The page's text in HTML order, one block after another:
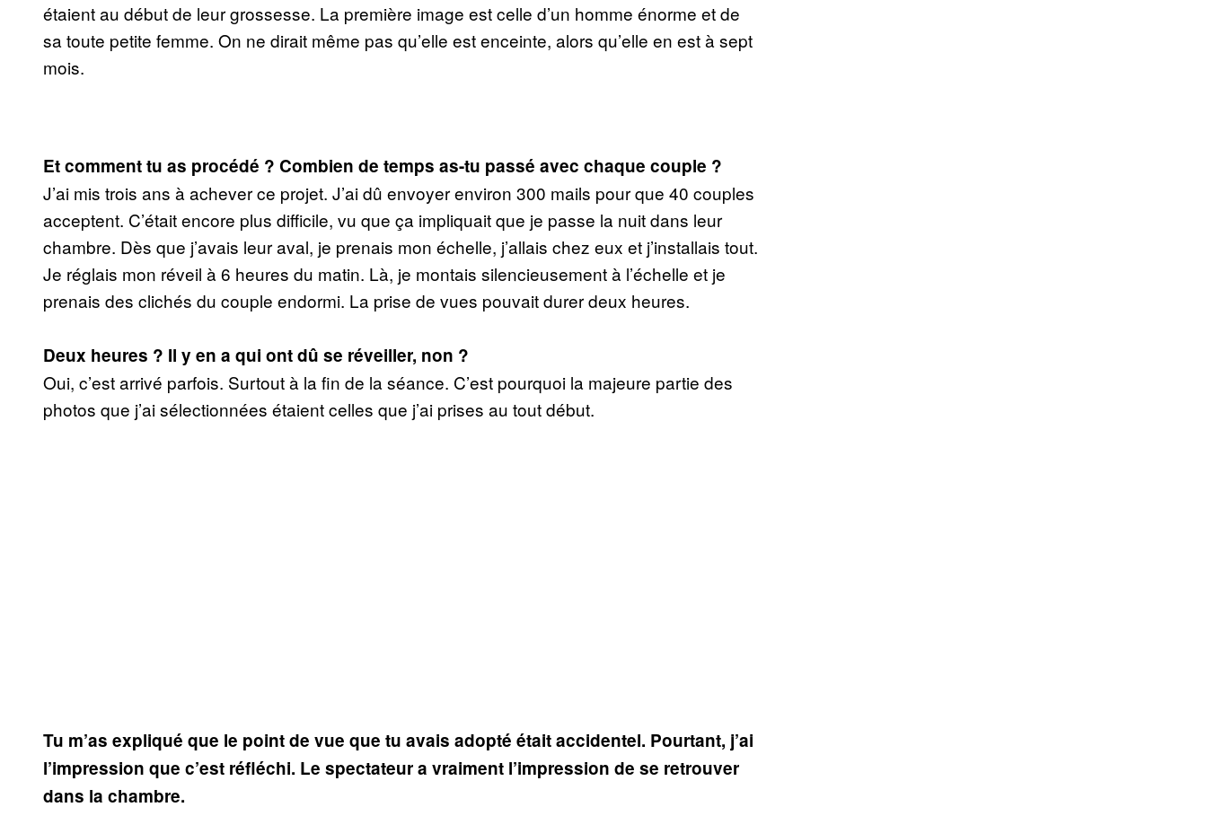
étaient au début de leur grossesse. La première image est celle d’un homme énorme et de
sa toute petite femme. On ne dirait même pas qu’elle est enceinte, alors qu’elle en est à sept
mois.
Et comment tu as procédé ? Combien de temps as-tu passé avec chaque couple ?
J’ai mis trois ans à achever ce projet. J’ai dû envoyer environ 300 mails pour que 40 couples
acceptent. C’était encore plus difficile, vu que ça impliquait que je passe la nuit dans leur
chambre. Dès que j’avais leur aval, je prenais mon échelle, j’allais chez eux et j’installais tout.
Je réglais mon réveil à 6 heures du matin. Là, je montais silencieusement à l’échelle et je
prenais des clichés du couple endormi. La prise de vues pouvait durer deux heures.
Deux heures ? Il y en a qui ont dû se réveiller, non ?
Oui, c’est arrivé parfois. Surtout à la fin de la séance. C’est pourquoi la majeure partie des
photos que j’ai sélectionnées étaient celles que j’ai prises au tout début.
Tu m’as expliqué que le point de vue que tu avais adopté était accidentel. Pourtant, j’ai
l’impression que c’est réfléchi. Le spectateur a vraiment l’impression de se retrouver
dans la chambre.